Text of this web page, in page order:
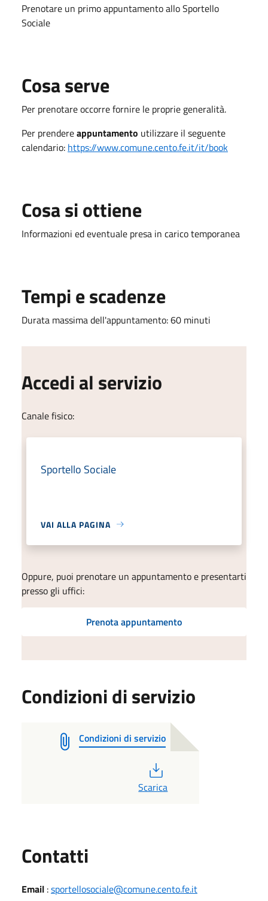
Prenotare un primo appuntamento allo Sportello
Sociale
Cosa serve
Per prenotare occorre fornire le proprie generalità.
Per prendereappuntamento utilizzare il seguente
calendario: https://www.comune.cento.fe.it/it/book
Cosa si ottiene
Informazioni ed eventuale presa in carico temporanea
Tempi e scadenze
Durata massima dell'appuntamento: 60 minuti
Accedi al servizio
Canale fisico:
Sportello Sociale
VAI ALLA PAGINA
Oppure, puoi prenotare un appuntamento e presentarti
presso gli uffici:
Prenota appuntamento
Condizioni di servizio
Condizioni di servizio
Scarica
Contatti
Email :sportellosociale@comune.cento.fe.it